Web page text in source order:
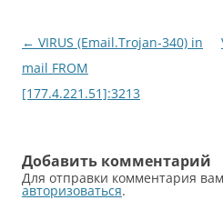
Навигация
по
записям
← VIRUS (Email.Trojan-340) in
mail FROM
[177.4.221.51]:3213
Добавить комментарий
Для отправки комментария
авторизоваться.